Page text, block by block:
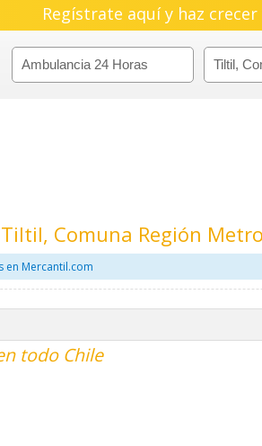
Regístrate aquí y haz
Comuna Región
en Mercantil.com
todo Chile